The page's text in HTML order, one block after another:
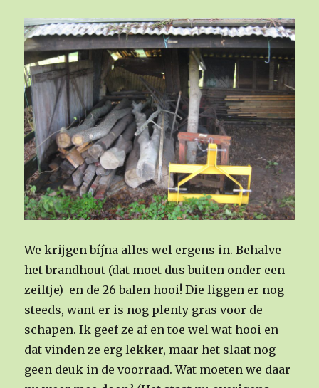
We krijgen bíjna alles wel ergens in. Behalve
het brandhout (dat moet dus buiten onder een
zeiltje) en de 26 balen hooi! Die liggen er nog
steeds, want er is nog plenty gras voor de
schapen. Ik geef ze af en toe wel wat hooi en
dat vinden ze erg lekker, maar het slaat nog
geen deuk in de voorraad. Wat moeten we daar